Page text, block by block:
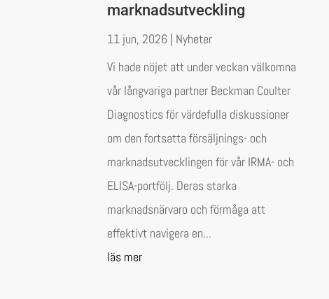
marknadsutveckling
11 jun, 2026 | Nyheter
Vi hade nöjet att under veckan välkomna
vår långvariga partner Beckman Coulter
Diagnostics för värdefulla diskussioner
om den fortsatta försäljnings- och
marknadsutvecklingen för vår IRMA- och
ELISA-portfölj. Deras starka
marknadsnärvaro och förmåga att
effektivt navigera en...
läs mer